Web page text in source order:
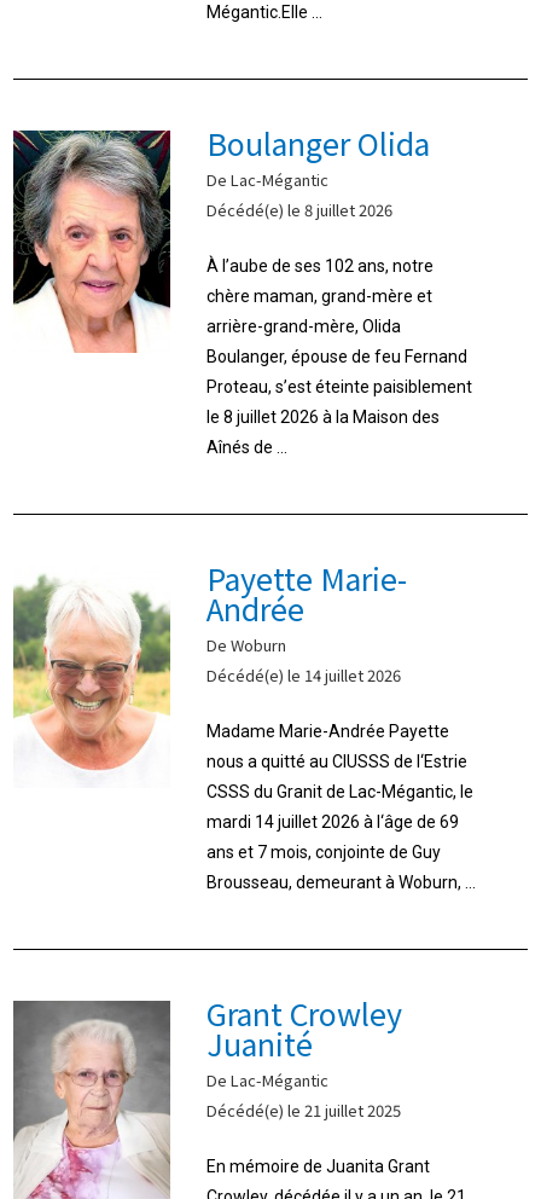
Mégantic.Elle ...
Boulanger Olida
De Lac-Mégantic
Décédé(e) le 8 juillet 2026
À l’aube de ses 102 ans, notre
chère maman, grand-mère et
arrière-grand-mère, Olida
Boulanger, épouse de feu Fernand
Proteau, s’est éteinte paisiblement
le 8 juillet 2026 à la Maison des
Aînés de ...
Payette Marie-
Andrée
De Woburn
Décédé(e) le 14 juillet 2026
Madame Marie-Andrée Payette
nous a quitté au CIUSSS de l‘Estrie
CSSS du Granit de Lac-Mégantic, le
mardi 14 juillet 2026 à l‘âge de 69
ans et 7 mois, conjointe de Guy
Brousseau, demeurant à Woburn, ...
Grant Crowley
Juanité
De Lac-Mégantic
Décédé(e) le 21 juillet 2025
En mémoire de Juanita Grant